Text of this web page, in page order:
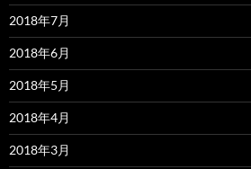
2018年7月
2018年6月
2018年5月
2018年4月
2018年3月